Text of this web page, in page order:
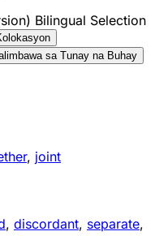
Bilingual Selection
sa Tunay na Buhay
, joint
, discordant, separate,